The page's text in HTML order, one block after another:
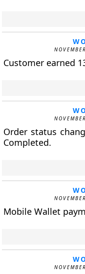
Customer earned
Order status
Completed.
Mobile Wallet